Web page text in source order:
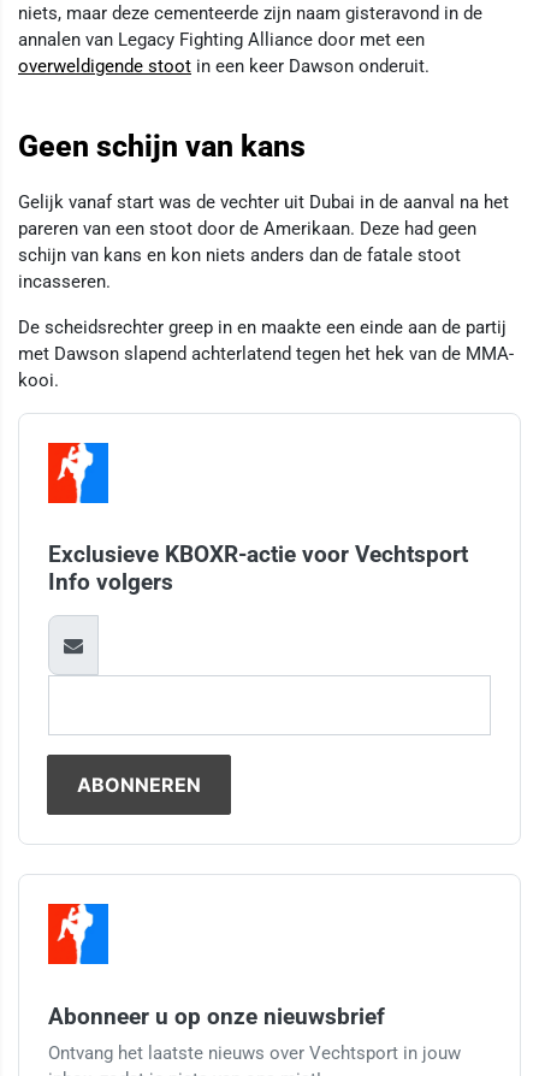
niets, maar deze cementeerde zijn naam gisteravond in de
annalen van Legacy Fighting Alliance door met een
overweldigende stoot in een keer Dawson onderuit.
Geen schijn van kans
Gelijk vanaf start was de vechter uit Dubai in de aanval na het
pareren van een stoot door de Amerikaan. Deze had geen
schijn van kans en kon niets anders dan de fatale stoot
incasseren.
De scheidsrechter greep in en maakte een einde aan de partij
met Dawson slapend achterlatend tegen het hek van de MMA-
kooi.
Exclusieve KBOXR-actie voor Vechtsport
Info volgers
Abonneer u op onze nieuwsbrief
Ontvang het laatste nieuws over Vechtsport in jouw